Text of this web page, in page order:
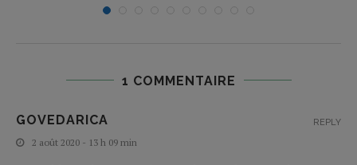
1 COMMENTAIRE
GOVEDARICA
2 août 2020 - 13 h 09 min
REPLY